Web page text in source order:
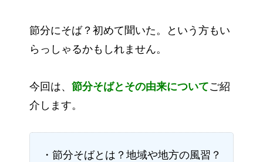
節分にそば？初めて聞いた。という方もい
らっしゃるかもしれません。
今回は、 節分そばとその由来についてご紹
介します。
・節分そばとは？地域や地方の風習？